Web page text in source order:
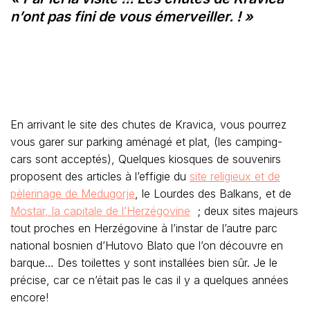
n’ont pas fini de vous émerveiller. ! »
En arrivant le site des chutes de Kravica, vous pourrez
vous garer sur parking aménagé et plat, (les camping-
cars sont acceptés), Quelques kiosques de souvenirs
proposent des articles à l’effigie du site religieux et de
pèlerinage de Medugorje, le Lourdes des Balkans, et de
Mostar, la capitale de l’Herzégovine ; deux sites majeurs
tout proches en Herzégovine à l’instar de l’autre parc
national bosnien d’Hutovo Blato que l’on découvre en
barque… Des toilettes y sont installées bien sûr. Je le
précise, car ce n’était pas le cas il y a quelques années
encore!